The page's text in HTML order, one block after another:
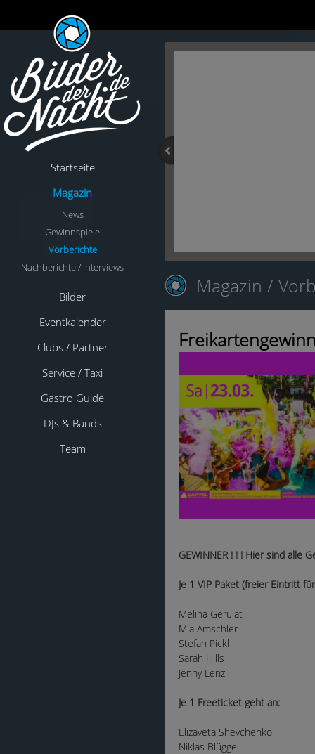
Startseite
Magazin
News
Gewinnspiele
Vorberichte
Nachberichte / Interviews
Bilder
Eventkalender
Clubs / Partner
Service / Taxi
Gastro Guide
DJs & Bands
Team
Magazin /
GEWINNER ! ! ! Hier sind alle
Je 1 VIP Paket (freier Eintritt
Melina Gerulat
Mia Amschler
Stefan Pickl
Sarah Hills
Jenny Lenz
Je 1 Freeticket geht an:
Elizaveta Shevchenko
Niklas Blüggel